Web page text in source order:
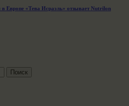
в Европе «Тева Исраэль» отзывает Nutrilon